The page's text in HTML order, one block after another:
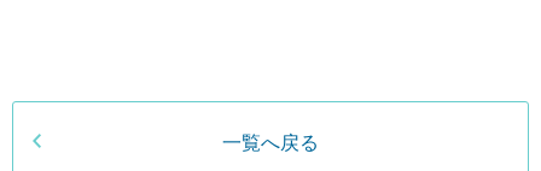
一覧へ戻る